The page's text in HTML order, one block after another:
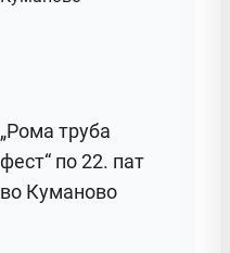
„Рома труба
фест“ по 22. пат
во Куманово